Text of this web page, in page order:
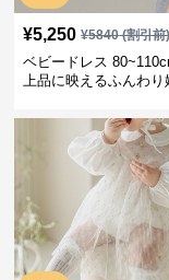
¥5,250 ¥5840(割引前
ベビードレス
上品に映えるふんわり
い初め